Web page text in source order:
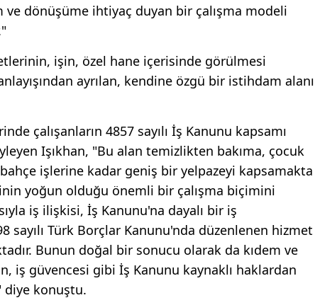
dönüşüme ihtiyaç duyan bir çalışma modeli
işin, özel hane içerisinde görülmesi
ayrılan, kendine özgü bir istihdam alanı
çalışanların 4857 sayılı İş Kanunu kapsamı
Işıkhan, "Bu alan temizlikten bakıma, çocuk
işlerine kadar geniş bir yelpazeyi kapsamakta
yoğun olduğu önemli bir çalışma biçimini
iş ilişkisi, İş Kanunu'na dayalı bir iş
sayılı Türk Borçlar Kanunu'nda düzenlenen hizmet
Bunun doğal bir sonucu olarak da kıdem ve
iş güvencesi gibi İş Kanunu kaynaklı haklardan
diye konuştu.